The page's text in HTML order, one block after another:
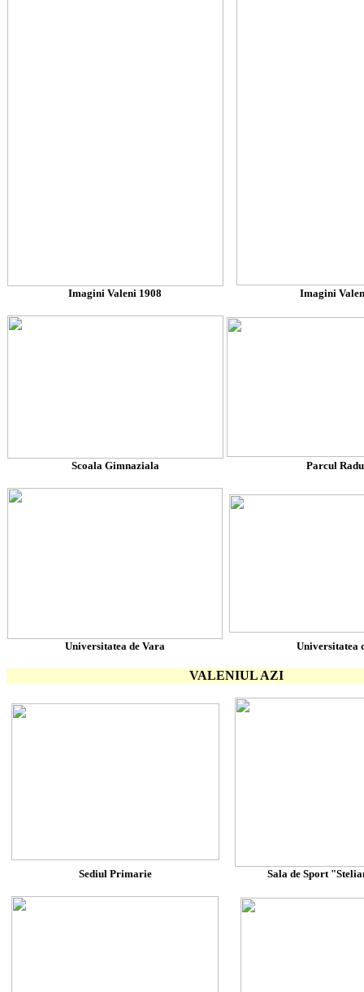
Imagini Valeni 1908 Imagini
Scoala Gimnaziala Parcul
Universitatea de Vara Universitatea
VALENIUL AZI
Sediul Primarie Sala de Sport